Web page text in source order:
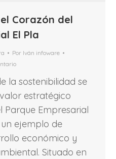
Corazón del
El Pla
Por Iván infoware
la sostenibilidad se
estratégico
Parque Empresarial
ejemplo de
económico y
Situado en